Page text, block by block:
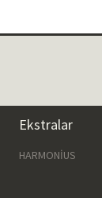
Ekstralar
HARMONİUS